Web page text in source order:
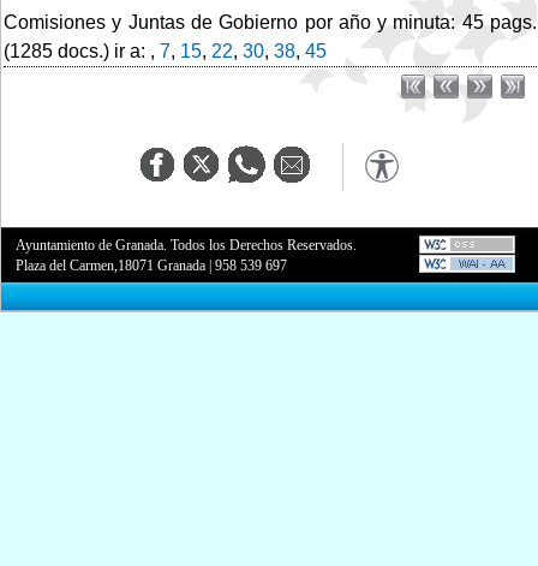
Comisiones y Juntas de Gobierno por año y minuta: 45 pags.
(1285 docs.) ir a: , 7, 15, 22, 30, 38, 45
Ayuntamiento de Granada. Todos los Derechos Reservados.
Plaza del Carmen,18071 Granada |958 539 697